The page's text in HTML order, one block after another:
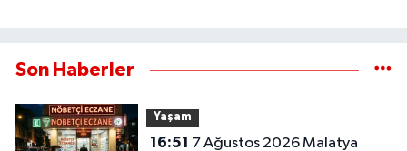
Son Haberler
Yaşam
16:51